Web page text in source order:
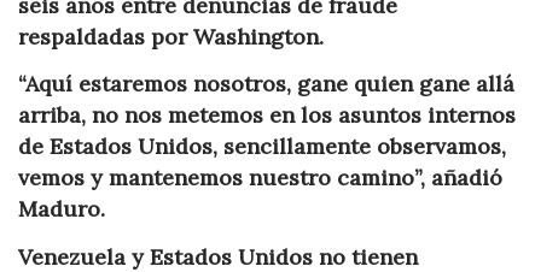
respaldadas por Washington.
“Aquí estaremos nosotros, gane quien gane allá
arriba, no nos metemos en los asuntos internos
de Estados Unidos, sencillamente observamos,
vemos y mantenemos nuestro camino”, añadió
Maduro.
Venezuela y Estados Unidos no tienen